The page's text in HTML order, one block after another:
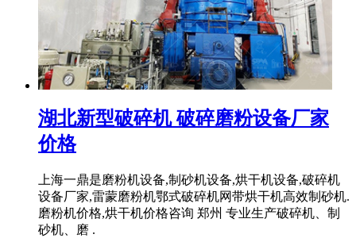
湖北新型破碎机 破碎磨粉设备厂家
价格
上海一鼎是磨粉机设备,制砂机设备,烘干机设备,破碎机
设备厂家,雷蒙磨粉机鄂式破碎机网带烘干机高效制砂机.
磨粉机价格,烘干机价格咨询 郑州 专业生产破碎机、制
砂机、磨 .